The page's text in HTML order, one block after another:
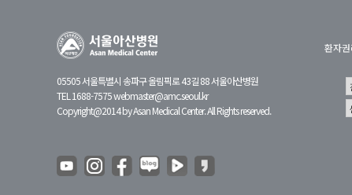
갑상선암센터
05505 서울특별시 송파구 올림픽로 43길 88 서울아산병원
TEL 1688-7575webmaster@amc.seoul.kr
Copyright@2014 by Asan Medical Center. All Rights reserved.
환자